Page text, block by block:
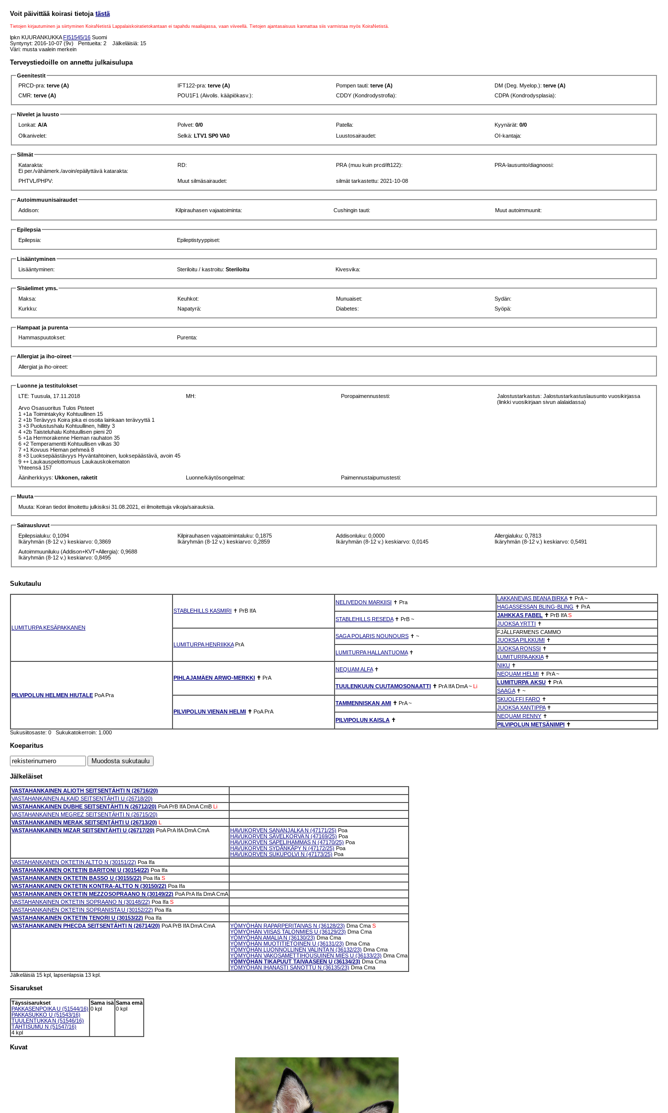
Voit päivittää koirasi tietoja tästä
Tietojen kirjautuminen ja siirtyminen KoiraNetistä Lappalaiskoiratietokantaan ei tapahdu reaaliajassa, vaan viiveellä. Tietojen ajantasaisuus kannattaa siis varmistaa myös KoiraNetistä.
lpkn KUURANKUKKAFI51545/16 Suomi
Syntynyt: 2016-10-07 (9v) Pentueita: 2 Jälkeläisiä: 15
Väri: musta vaalein merkein
Terveystiedoille on annettu julkaisulupa
Geenitestit
PRCD-pra:terve (A) IFT122-pra:terve (A) Pompen tauti:terve (A) DM (Deg. Myelop.):terve (A)
CMR:terve (A) POU1F1 (Aivolis. kääpiökasv.): CDDY (Kondrodystrofia): CDPA (Kondrodysplasia):
Nivelet ja luusto
Lonkat:A/A Polvet:0/0 Patella: Kyynärät:0/0
Olkanivelet:
Selkä:LTV1 SP0 VA0 Luustosairaudet: OI-kantaja:
Silmät
Katarakta:
Ei per./vähämerk./avoin/epäilyttävä katarakta:
RD: PRA (muu kuin prcd/ift122): PRA-lausunto/diagnoosi:
PHTVL/PHPV: Muut silmäsairaudet: silmät tarkastettu: 2021-10-08
Autoimmuunisairaudet
Addison:
Kilpirauhasen vajaatoiminta: Cushingin tauti: Muut autoimmuunit:
Epilepsia
Epilepsia:
Epileptistyyppiset:
Lisääntyminen
Lisääntyminen:
Steriloitu / kastroitu:Steriloitu Kivesvika:
Sisäelimet yms.
Maksa:
Keuhkot: Munuaiset:
Sydän:
Kurkku:
Napatyrä: Diabetes: Syöpä:
Hampaat ja purenta
Hammaspuutokset:
Purenta:
Allergiat ja iho-oireet
Allergiat ja iho-oireet:
Luonne ja testitulokset
LTE:Tuusula, 17.11.2018
Arvo Osasuoritus Tulos Pisteet
1 +1a Toimintakyky Kohtuullinen 15
2 +1b Terävyys Koira joka ei osoita lainkaan terävyyttä 1
3 +3 Puolustushalu Kohtuullinen, hillitty 3
4 +2b Taisteluhalu Kohtuullisen pieni 20
5 +1a Hermorakenne Hieman rauhaton 35
6 +2 Temperamentti Kohtuullisen vilkas 30
7 +1 Kovuus Hieman pehmeä 8
8 +3 Luoksepäästävyys Hyväntahtoinen, luoksepäästävä, avoin 45
9 ++ Laukauspelottomuus Laukauskokematon
Yhteensä 157
MH: Poropaimennustesti:
Jalostustarkastus: Jalostustarkastuslausunto vuosikirjassa
(linkki vuosikirjaan sivun alalaidassa)
Ääniherkkyys:Ukkonen, raketit Luonne/käytösongelmat: Paimennustaipumustesti:
Muuta
Muuta: Koiran tiedot ilmoitettu julkisiksi 31.08.2021, ei ilmoitettuja vikoja/sairauksia.
Sairausluvut
Epilepsialuku: 0,1094
Ikäryhmän (8-12 v.) keskiarvo: 0,3869
Kilpirauhasen vajaatoimintaluku: 0,1875
Ikäryhmän (8-12 v.) keskiarvo: 0,2859
Addisonluku: 0,0000
Ikäryhmän (8-12 v.) keskiarvo: 0,0145
Allergialuku: 0,7813
Ikäryhmän (8-12 v.) keskiarvo: 0,5491
Autoimmuuniluku (Addison+KVT+Allergia): 0,9688
Ikäryhmän (8-12 v.) keskiarvo: 0,8495
Sukutaulu
LUMITURPA KESÄPAKKANEN
STABLEHILLS KASMIRI ✝ PrB IfA
NELIVEDON MARKIISI ✝ Pra
LAKKANEVAS BEANA BIRKA✝ PrA ~
HAGASSESSAN BLING-BLING ✝ PrA
STABLEHILLS RESEDA✝ PrB ~
JAHKKAS FABEL ✝ PrB IfA S
JUOKSA YRTTI ✝
LUMITURPA HENRIIKKA PrA
SAGA POLARIS NOUNOURS ✝ ~
FJÄLLFARMENS CAMMO
JUOKSA PILKKUMI ✝
LUMITURPA HALLANTUOMA✝
JUOKSA RONSSI ✝
LUMITURPA AKKIA✝
PILVIPOLUN HELMEN HIUTALE PoA Pra
PIHLAJAMÄEN ARWO-MERKKI ✝ PrA
NEQUAM ALFA✝
NIKU ✝
NEQUAM HELMI ✝ PrA ~
TUULENKUUN CUUTAMOSONAATTI ✝ PrA IfA DmA ~ Li
LUMITURPA AKSU ✝ PrA
SAAGA✝ ~
PILVIPOLUN VIENAN HELMI ✝ PoA PrA
TAMMENNISKAN AMI ✝ PrA ~
SKUOLFFI FARO ✝
JUOKSA XANTIPPA✝
PILVIPOLUN KAISLA ✝
NEQUAM RENNY ✝
PILVIPOLUN METSÄNIMPI ✝
Sukusiitosaste: 0 Sukukatokerroin: 1.000
Koeparitus
Jälkeläiset
VASTAHANKAINEN ALIOTH SEITSENTÄHTI N (26716/20)
VASTAHANKAINEN ALKAID SEITSENTÄHTI U (26718/20)
VASTAHANKAINEN DUBHE SEITSENTÄHTI N (26712/20) PoA PrB IfA DmA CmB
Li
VASTAHANKAINEN MEGREZ SEITSENTÄHTI N (26715/20)
VASTAHANKAINEN MERAK SEITSENTÄHTI U (26713/20)
VASTAHANKAINEN MIZAR SEITSENTÄHTI U (26717/20) PoA PrA IfA DmA CmA HAVUKORVEN SANANJALKA N (47171/25) Poa
HAVUKORVEN SÄVELKORVA N (47169/25) Poa
HAVUKORVEN SAPELIHAMMAS N (47170/25) Poa
HAVUKORVEN SYDÄNKÄPY N (47172/25) Poa
HAVUKORVEN SUKUPOLVI N (47173/25) Poa
VASTAHANKAINEN OKTETIN ALTTO N (30151/22) Poa Ifa
VASTAHANKAINEN OKTETIN BARITONI U (30154/22) Poa Ifa
VASTAHANKAINEN OKTETIN BASSO U (30155/22) Poa Ifa S
VASTAHANKAINEN OKTETIN KONTRA-ALTTO N (30150/22) Poa Ifa
VASTAHANKAINEN OKTETIN MEZZOSOPRAANO N (30149/22) PoA PrA Ifa DmA CmA
VASTAHANKAINEN OKTETIN SOPRAANO N (30148/22) Poa Ifa S
VASTAHANKAINEN OKTETIN SOPRANISTA U (30152/22) Poa Ifa
VASTAHANKAINEN OKTETIN TENORI U (30153/22) Poa Ifa
VASTAHANKAINEN PHECDA SEITSENTÄHTI N (26714/20) PoA PrB IfA DmA CmA YÖMYÖHÄN RAPARPERITAIVAS N (36128/23) Dma Cma S
YÖMYÖHÄN VIISAS TALONMIES U (36129/23) Dma Cma
YÖMYÖHÄN AMALIA N (36130/23) Dma Cma
YÖMYÖHÄN MUOTITIETOINEN U (36131/23) Dma Cma
YÖMYÖHÄN LUONNOLLINEN VALINTA N (36132/23) Dma Cma
YÖMYÖHÄN VAKOSAMETTIHOUSUINEN MIES U (36133/23) Dma Cma
YÖMYÖHÄN TIKAPUUT TAIVAASEEN U (36134/23) Dma Cma
YÖMYÖHÄN IHANASTI SANOTTU N (36135/23) Dma Cma
Jälkeläisiä 15 kpl, lapsenlapsia 13 kpl.
Sisarukset
Täyssisarukset
PAKKASENPOIKA U (51544/16)
PAKKASUKKO U (51543/16)
TUULENTUKKA N (51546/16)
TÄHTISUMU N (51547/16)
4 kpl
Sama isä
0 kpl
Sama emä
0 kpl
Kuvat